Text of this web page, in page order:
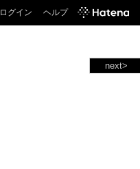
ログイン ヘルプ
next>